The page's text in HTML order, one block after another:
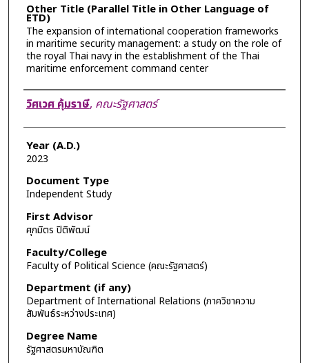
Other Title (Parallel Title in Other Language of
ETD)
The expansion of international cooperation frameworks
in maritime security management: a study on the role of
the royal Thai navy in the establishment of the Thai
maritime enforcement command center
Author
วิศเวศ คุ้มราษี, คณะรัฐศาสตร์
Year (A.D.)
2023
Document Type
Independent Study
First Advisor
ศุภมิตร ปิติพัฒน์
Faculty/College
Faculty of Political Science (คณะรัฐศาสตร์)
Department (if any)
Department of International Relations (ภาควิชาความ
สัมพันธ์ระหว่างประเทศ)
Degree Name
รัฐศาสตรมหาบัณฑิต